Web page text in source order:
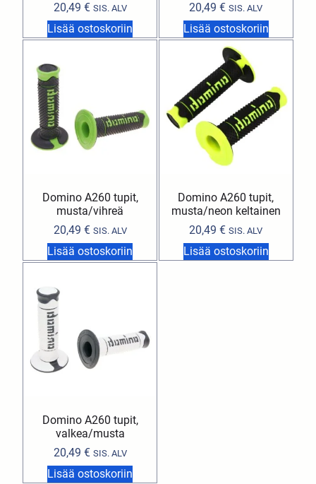
20,49 € SIS. ALV
Lisää ostoskoriin
20,49€ SIS. ALV
Lisää ostoskoriin
Domino A260 tupit,
musta/vihreä
20,49 € SIS. ALV
Lisää ostoskoriin
Domino A260 tupit,
musta/neon keltainen
20,49€ SIS. ALV
Lisää ostoskoriin
Domino A260 tupit,
valkea/musta
20,49 € SIS. ALV
Lisää ostoskoriin